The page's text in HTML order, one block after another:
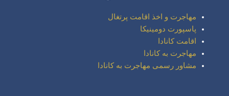
مهاجرت و اخذ اقامت پرتغال
پاسپورت دومینیکا
اقامت کانادا
مهاجرت به کانادا
مشاور رسمی مهاجرت به کانادا